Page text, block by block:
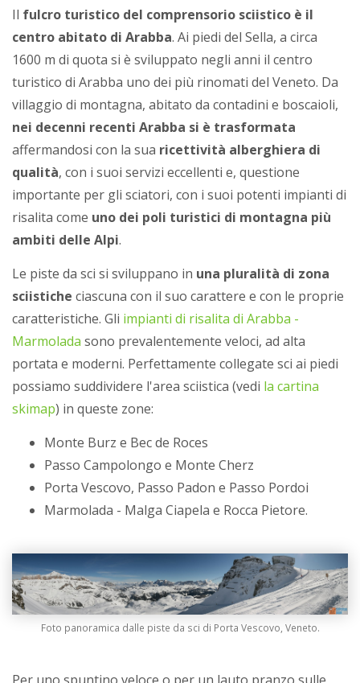
Il fulcro turistico del comprensorio sciistico è il
centro abitato di Arabba. Ai piedi del Sella, a circa
1600 m di quota si è sviluppato negli anni il centro
turistico di Arabba uno dei più rinomati del Veneto. Da
villaggio di montagna, abitato da contadini e boscaioli,
nei decenni recenti Arabba si è trasformata
affermandosi con la sua ricettività alberghiera di
qualità, con i suoi servizi eccellenti e, questione
importante per gli sciatori, con i suoi potenti impianti di
risalita come uno dei poli turistici di montagna più
ambiti delle Alpi.
Le piste da sci si sviluppano in una pluralità di zona
sciistiche ciascuna con il suo carattere e con le proprie
caratteristiche. Gli impianti di risalita di Arabba -
Marmolada sono prevalentemente veloci, ad alta
portata e moderni. Perfettamente collegate sci ai piedi
possiamo suddividere l'area sciistica (vedi la cartina
skimap) in queste zone:
Monte Burz e Bec de Roces
Passo Campolongo e Monte Cherz
Porta Vescovo, Passo Padon e Passo Pordoi
Marmolada - Malga Ciapela e Rocca Pietore.
Foto panoramica dalle piste da sci di Porta Vescovo, Veneto.
Per uno spuntino veloce o per un lauto pranzo sulle